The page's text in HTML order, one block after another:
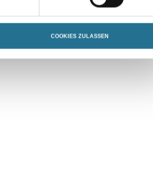
COOKIES ZULASSEN